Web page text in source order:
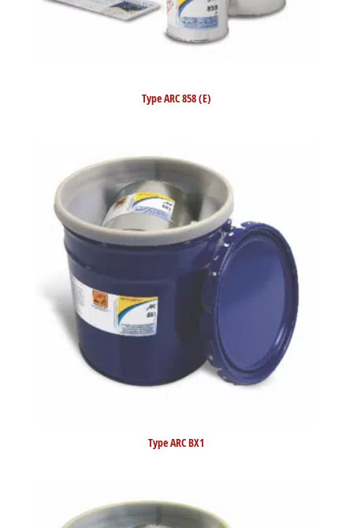
Type ARC 858 (E)
Type ARC BX1